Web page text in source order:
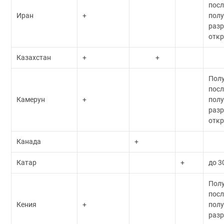
Иран +
Казахстан + +
Камерун +
Канада +
Катар + до
Кения +